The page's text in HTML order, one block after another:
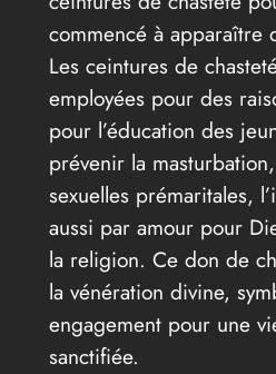
commencé à apparaître
Les ceintures de
employées pour des
pour l’éducation des
prévenir la
sexuelles prémaritales,
aussi par amour pour
la religion. Ce don de
la vénération divine,
engagement pour une
sanctifiée.